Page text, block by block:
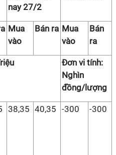
nay 27/2
Mua
vào
Bán ra Mua
vào
Bán
ra
Đơn vi tính:
Nghìn
đồng/lượng
38,35 40,35 -300 -300